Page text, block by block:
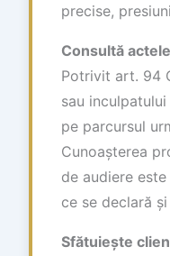
precise,
Consultă
Potrivit art. 94
sau
pe parcursul
Cunoașterea
de audiere
ce se declară
Sfătuiește